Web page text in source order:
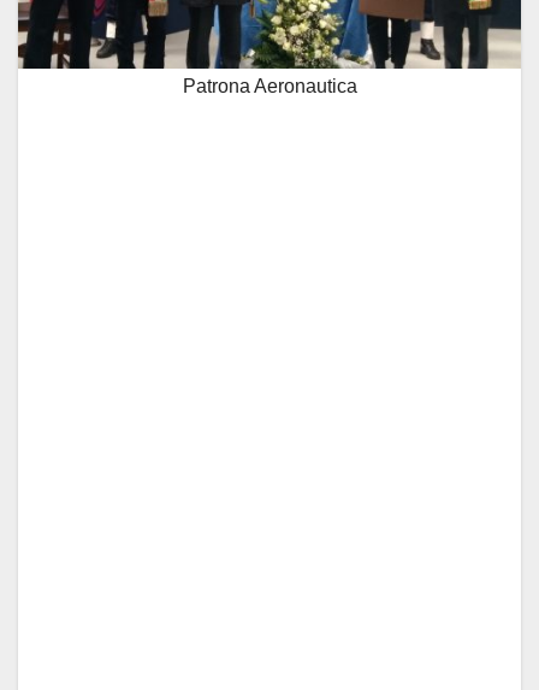
Patrona Aeronautica